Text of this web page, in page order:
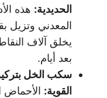
الحديدية: هذه
المعدني وتزيل
يخلق آلاف
بعد أيام.
سكب الخل
القوية: الأحماض